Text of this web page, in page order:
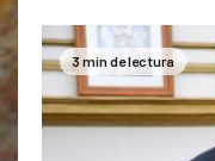
3 min de lectura